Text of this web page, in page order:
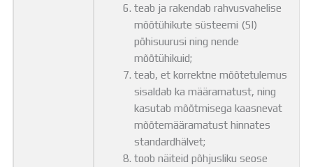
teab ja rakendab rahvusvahelise
mõõtühikute süsteemi (SI)
põhisuurusi ning nende
mõõtühikuid;
teab, et korrektne mõõtetulemus
sisaldab ka määramatust, ning
kasutab mõõtmisega kaasnevat
mõõtemääramatust hinnates
standardhälvet;
toob näiteid põhjusliku seose